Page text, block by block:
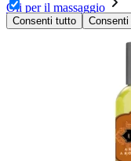
Consenti tutto
Oli per il massaggio
Olio da Massaggio